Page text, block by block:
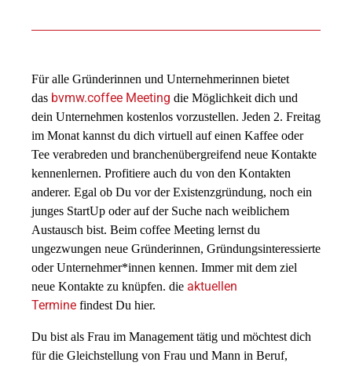
Für alle Gründerinnen und Unternehmerinnen bietet
das bvmw.coffee Meeting die Möglichkeit dich und
dein Unternehmen kostenlos vorzustellen. Jeden 2. Freitag
im Monat kannst du dich virtuell auf einen Kaffee oder
Tee verabreden und branchenübergreifend neue Kontakte
kennenlernen. Profitiere auch du von den Kontakten
anderer. Egal ob Du vor der Existenzgründung, noch ein
junges StartUp oder auf der Suche nach weiblichem
Austausch bist. Beim coffee Meeting lernst du
ungezwungen neue Gründerinnen, Gründungsinteressierte
oder Unternehmer*innen kennen. Immer mit dem ziel
neue Kontakte zu knüpfen. die aktuellen
Termine findest Du hier.
Du bist als Frau im Management tätig und möchtest dich
für die Gleichstellung von Frau und Mann in Beruf,